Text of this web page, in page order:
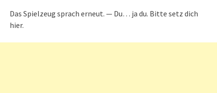
Das Spielzeug sprach erneut. — Du… ja du. Bitte setz dich
hier.